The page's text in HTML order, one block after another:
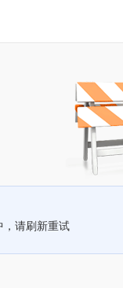
，请刷新重试